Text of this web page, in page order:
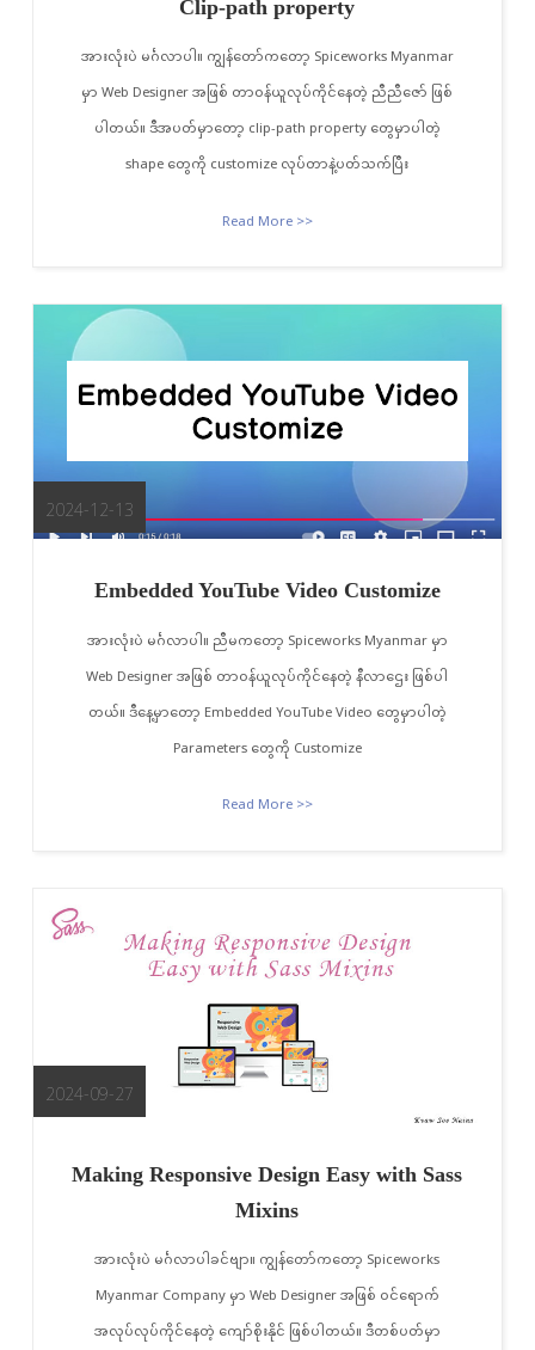
Clip-path property
အားလုံးပဲ မင်္ဂလာပါ။ ကျွန်တော်ကတော့ Spiceworks Myanmar
မှာ Web Designer အဖြစ် တာဝန်ယူလုပ်ကိုင်နေတဲ့ ညီညီ‌ဇော် ဖြစ်
ပါတယ်။ ဒီအပတ်မှာတော့ clip-path property တွေမှာပါတဲ့
shape တွေကို customize လုပ်တာနဲ့ပတ်သက်ပြီး
Read More >>
2024-12-13
Embedded YouTube Video Customize
အားလုံးပဲ မင်္ဂလာပါ။ ညီမကတော့ Spiceworks Myanmar မှာ
Web Designer အဖြစ် တာဝန်ယူလုပ်ကိုင်နေတဲ့ နီလာဌေး ဖြစ်ပါ
တယ်။ ဒီနေ့မှာတော့ Embedded YouTube Video တွေမှာပါတဲ့
Parameters တွေကို Customize
Read More >>
2024-09-27
Making Responsive Design Easy with Sass
Mixins
အားလုံးပဲ မင်္ဂလာပါခင်ဗျာ။ ကျွန်တော်ကတော့ Spiceworks
Myanmar Company မှာ Web Designer အဖြစ် ဝင်ရောက်
အလုပ်လုပ်ကိုင်နေတဲ့ ကျော်စိုးနိုင် ဖြစ်ပါတယ်။ ဒီတစ်ပတ်မှာ